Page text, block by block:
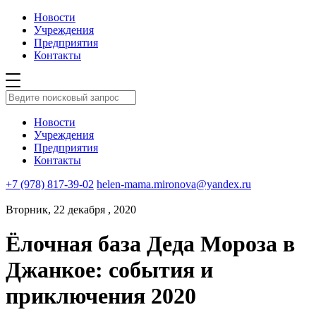
Новости
Учреждения
Предприятия
Контакты
Новости
Учреждения
Предприятия
Контакты
+7 (978) 817-39-02 helen-mama.mironova@yandex.ru
Вторник, 22 декабря , 2020
Ёлочная база Деда Мороза в
Джанкое: события и
приключения 2020